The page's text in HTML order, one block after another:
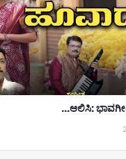
ಆಲಿಸಿ: